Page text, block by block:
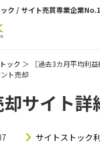
ク / サイト売買専業企業
ック ＞ ［過去3カ月平均利
ト売却
却サイト詳
サイトストック